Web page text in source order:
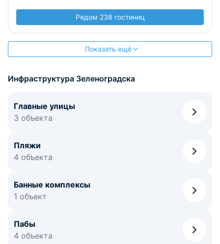
Рядом 238 гостиниц
Показать ещё
Инфраструктура Зеленоградска
Главные улицы
3 объекта
Пляжи
4 объекта
Банные комплексы
1 объект
Пабы
4 объекта